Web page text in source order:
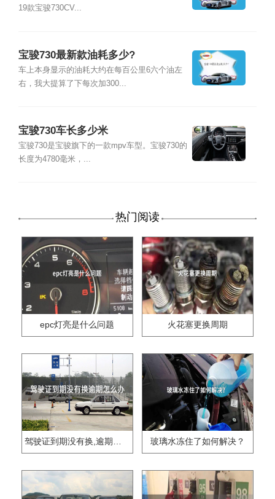
19款宝骏730CV...
宝骏730最新款油耗多少?
车上本身显示的油耗大约在每百公里6六个油左
右，我大提算了下每次加300...
宝骏730车长多少米
宝骏730是宝骏旗下的一款mpv车型。宝骏730的
长度为4780毫米，...
热门阅读
epc灯亮是什么问题 火花塞更换周期
驾驶证到期没有换,逾期怎么办?? 玻璃水冻住了如何解决？